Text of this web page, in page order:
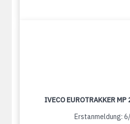
IVECO EUROTRAKKER MP
Erstanmeldung: